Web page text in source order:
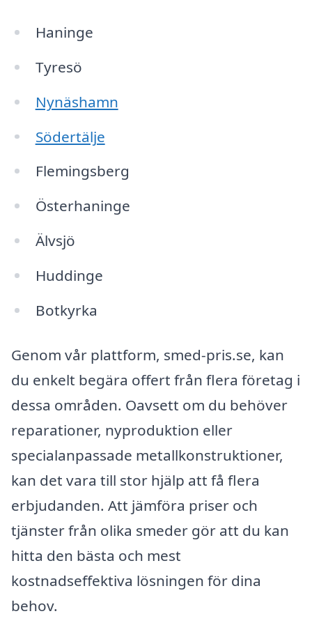
Haninge
Tyresö
Nynäshamn
Södertälje
Flemingsberg
Österhaninge
Älvsjö
Huddinge
Botkyrka
Genom vår plattform, smed-pris.se, kan
du enkelt begära offert från flera företag i
dessa områden. Oavsett om du behöver
reparationer, nyproduktion eller
specialanpassade metallkonstruktioner,
kan det vara till stor hjälp att få flera
erbjudanden. Att jämföra priser och
tjänster från olika smeder gör att du kan
hitta den bästa och mest
kostnadseffektiva lösningen för dina
behov.